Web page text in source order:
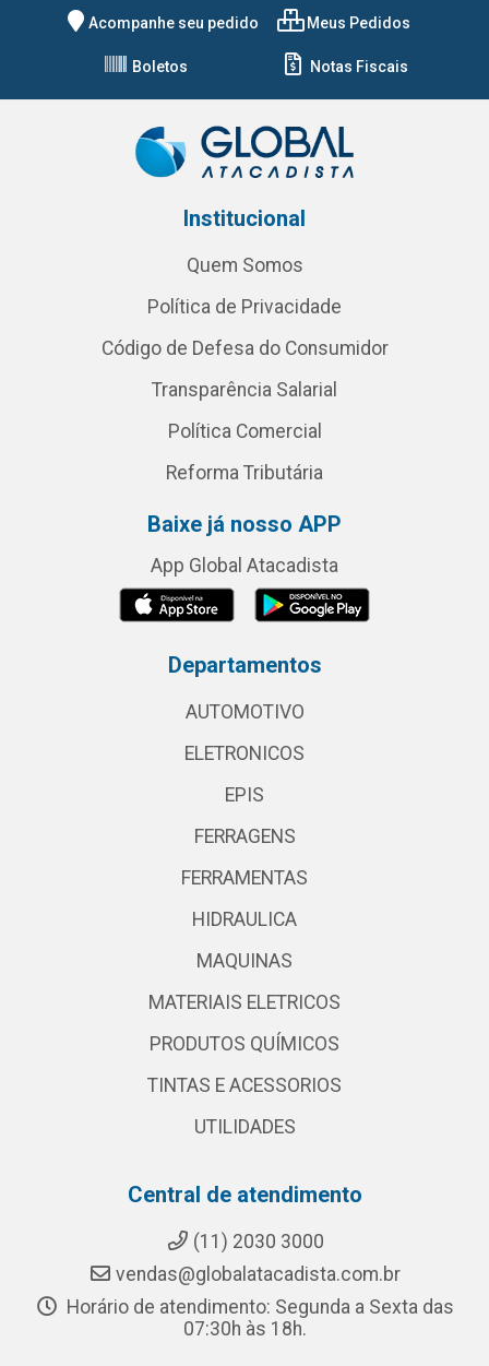
Acompanhe seu pedido Meus Pedidos
Boletos Notas Fiscais
Institucional
Quem Somos
Política de Privacidade
Código de Defesa do Consumidor
Transparência Salarial
Política Comercial
Reforma Tributária
Baixe já nosso APP
App Global Atacadista
Departamentos
AUTOMOTIVO
ELETRONICOS
EPIS
FERRAGENS
FERRAMENTAS
HIDRAULICA
MAQUINAS
MATERIAIS ELETRICOS
PRODUTOS QUÍMICOS
TINTAS E ACESSORIOS
UTILIDADES
Central de atendimento
(11) 2030 3000
vendas@globalatacadista.com.br
Horário de atendimento: Segunda a Sexta das
07:30h às 18h.